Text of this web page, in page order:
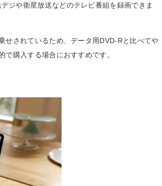
ジや衛星放送などのテレビ番組を録画できま
せされているため、データ用DVD-Rと比べてや
購入する場合におすすめです。